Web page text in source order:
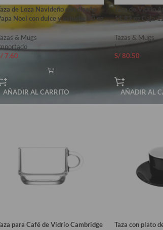
de Loza Navideño con diseño
Noel con dulce y estuche 20 oz
& Mugs
7.60
AÑADIR AL CARRITO
Taza de Vidrio
11.83 oz Caja
Tazas & Mugs
Lav
S/80.50
AÑADIR AL
para Café de Vidrio Cambridge
Taza con plato